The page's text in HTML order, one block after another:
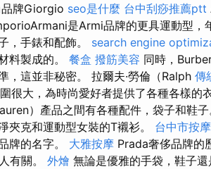
牌Giorgio seo是什麼 台中刮痧推薦ptt
是Armi品牌的更具運動型，
，手錶和配飾。 search engine
料製成的。 餐盒 撥筋美容 同時，
，這並非秘密。 拉爾夫·勞倫（Ralph 傳
很大，為時尚愛好者提供了各種各樣的
）產品之間有各種配件，袋子和鞋子
夾克和運動型女裝的T襯衫。 台中市按摩
牌的名字。 大雅按摩 Prada奢侈品牌的
有關。 外燴 無論是優雅的手袋，鞋子